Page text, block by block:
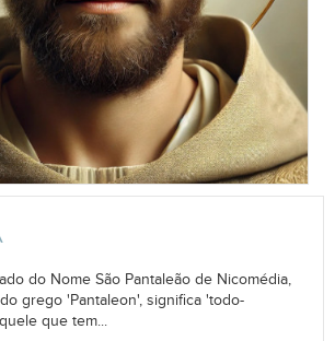
do Nome São Pantaleão de Nicomédia,
grego 'Pantaleon', significa 'todo-
que tem...